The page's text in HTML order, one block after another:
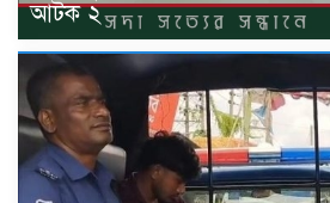
আটক ২